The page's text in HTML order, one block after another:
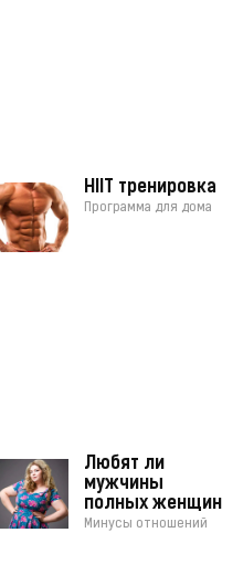
HIIT тренировка
Программа для дома
Любят ли
мужчины
полных женщин
Минусы отношений